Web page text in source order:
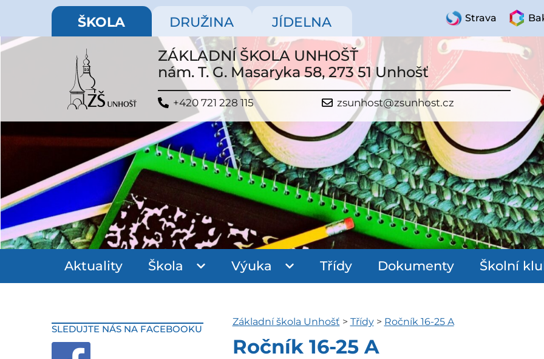
ŠKOLA DRUŽINA JÍDELNA Strava
ZÁKLADNÍ ŠKOLA UNHOŠŤ
nám. T. G. Masaryka 58, 273 51 Unhošť
+420 721 228 115 zsunhost@zsunhost.cz
Aktuality Škola Výuka Třídy Dokumenty Školní
SLEDUJTE NÁS NA FACEBOOKU
Základní škola Unhošť > Třídy> Ročník 16-25 A
Ročník 16-25 A